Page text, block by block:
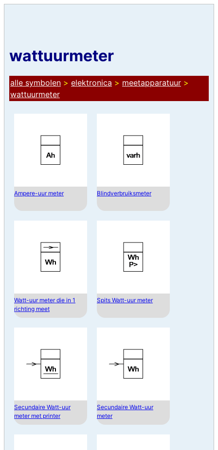
wattuurmeter
alle symbolen > elektronica > meetapparatuur >
wattuurmeter
Ampere-uur meter Blindverbruiksmeter
Watt-uur meter die in 1
richting meet
Spits Watt-uur meter
Secundaire Watt-uur
meter met printer
Secundaire Watt-uur
meter